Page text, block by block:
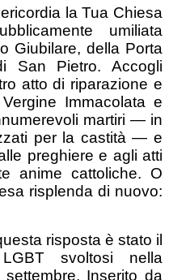
la Tua Chiesa
umiliata
Giubilare, della Porta
San Pietro. Accogli
atto di riparazione e
Immacolata e
martiri — in
per la castità — e
preghiere e agli atti
anime cattoliche. O
risplenda di nuovo:
risposta è stato il
svoltosi nella
Inserito da